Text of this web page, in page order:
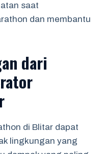
saat
dan membantu
dari
di Blitar dapat
lingkungan yang